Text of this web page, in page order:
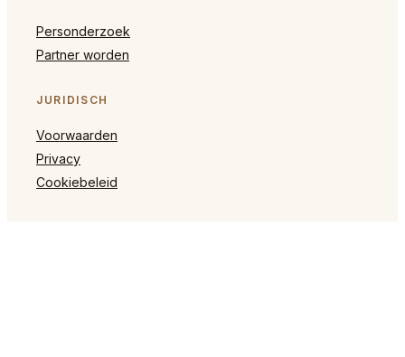
Personderzoek
Partner worden
JURIDISCH
Voorwaarden
Privacy
Cookiebeleid